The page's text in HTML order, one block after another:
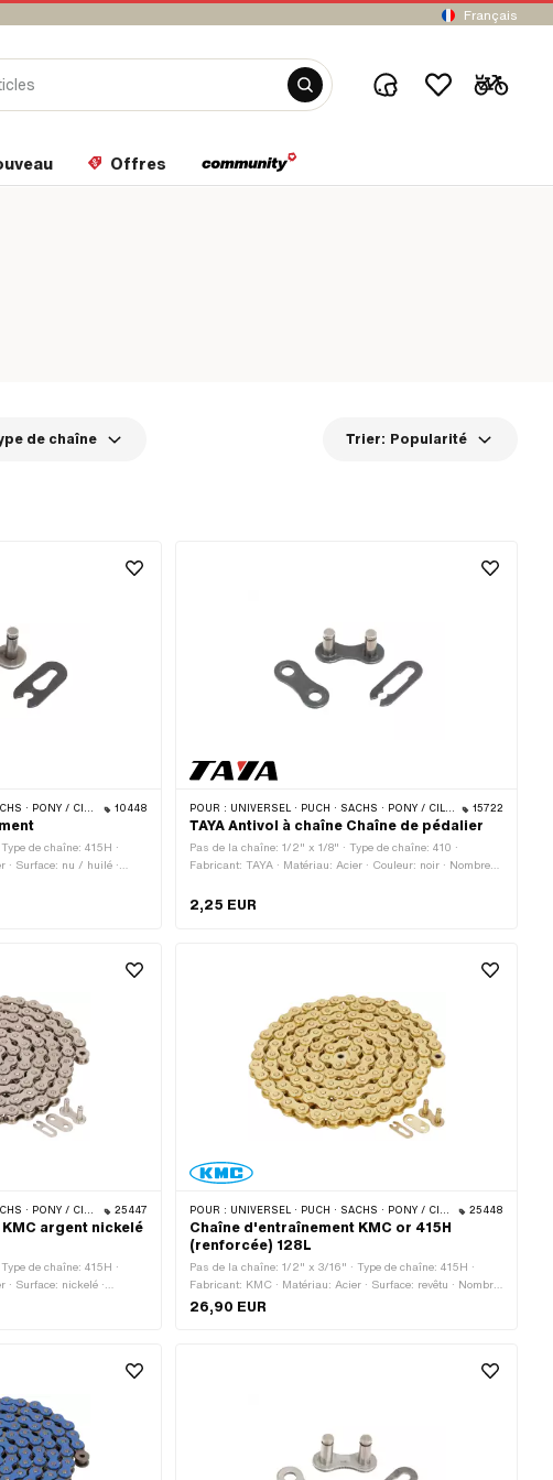
Français
Offres
de chaîne Trier: Popularité
BELMONDO · TOMOS · BYE BIKE 10448
de chaîne: 415H ·
· Surface: nu / huilé ·
· Ø du trou: 4.08 mm · Ø
POUR : UNIVERSEL · PUCH · SACHS · PONY / CILO (BÊTA 521 & 512) · PIAGGIO · ZÜNDAPP BELMONDO · SOLEX · ALPA CHOPPER / TURBO · CILO 15722
TAYA Antivol à chaîne Chaîne de pédalier
Pas de la chaîne: 1/2" x 1/8" · Type de chaîne: 410 ·
Fabricant: TAYA · Matériau: Acier · Couleur: noir · Nombre
ressort
2,25 EUR
BELMONDO · TOMOS · BYE BIKE 25447
argent nickelé
de chaîne: 415H ·
· Surface: nickelé ·
de roulement:
POUR : UNIVERSEL · PUCH · SACHS · PONY / CILO (BÊTA 521 & 512) · ZÜNDAPP BELMONDO · TOMOS · BYE BIKE 25448
Chaîne d'entraînement KMC or 415H
(renforcée) 128L
Pas de la chaîne: 1/2" x 3/16" · Type de chaîne: 415H ·
Fabricant: KMC · Matériau: Acier · Surface: revêtu · Nombre
de maillons: 128 pcs · Circonférence de roulement: 1626
26,90 EUR